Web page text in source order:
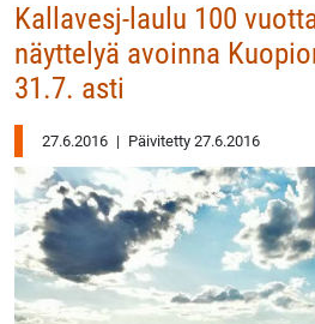
Kallavesj-laulu 100
näyttelyä avoinna
31.7. asti
27.6.2016 | Päivitetty 27.6.2016